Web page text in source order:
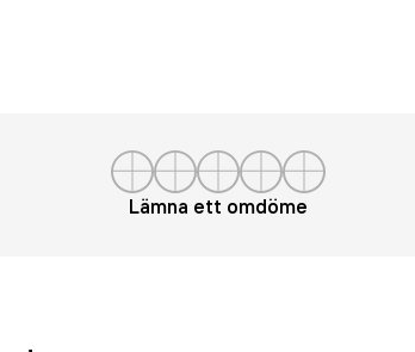
Lämna ett omdöme